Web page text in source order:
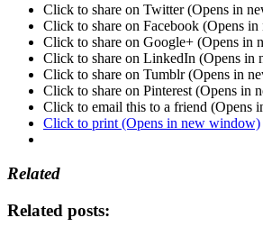
Click to share on Twitter (Opens in
Click to share on Facebook (Opens
Click to share on Google+ (Opens in
Click to share on LinkedIn (Opens in
Click to share on Tumblr (Opens in
Click to share on Pinterest (Opens in
Click to email this to a friend (Opens
Click to print (Opens in new window)
Related
Related posts: